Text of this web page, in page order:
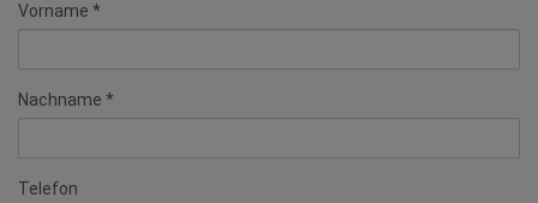
Vorname
Nachname
Telefon